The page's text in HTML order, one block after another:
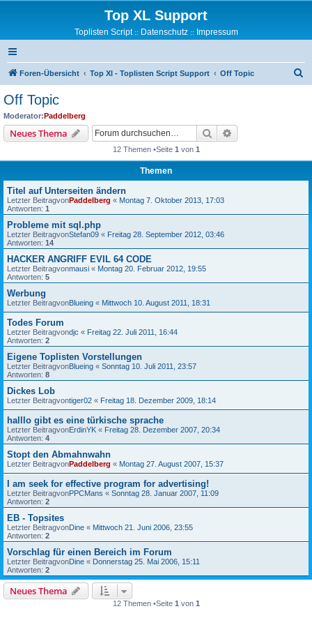
Top XL Support
Toplisten Script:: Datenschutz:: Impressum
Foren-Übersicht Top Xl - Toplisten Script Support Off Topic
Off Topic
Moderator:Paddelberg
Neues Thema Suche
12 Themen •Seite 1 von 1
Themen
Titel auf Unterseiten ändern
Letzter BeitragvonPaddelberg « Montag 7. Oktober 2013, 17:03
Antworten: 1
Probleme mit sql.php
Letzter BeitragvonStefan09 « Freitag 28. September 2012, 03:46
Antworten: 14
HACKER ANGRIFF EVIL 64 CODE
Letzter Beitragvonmausi « Montag 20. Februar 2012, 19:55
Antworten: 5
Werbung
Letzter BeitragvonBlueing « Mittwoch 10. August 2011, 18:31
Todes Forum
Letzter Beitragvondjc « Freitag 22. Juli 2011, 16:44
Antworten: 2
Eigene Toplisten Vorstellungen
Letzter BeitragvonBlueing « Sonntag 10. Juli 2011, 23:57
Antworten: 8
Dickes Lob
Letzter Beitragvontiger02 « Freitag 18. Dezember 2009, 18:14
halllo gibt es eine türkische sprache
Letzter BeitragvonErdinYK « Freitag 28. Dezember 2007, 20:34
Antworten: 4
Stopt den Abmahnwahn
Letzter BeitragvonPaddelberg « Montag 27. August 2007, 15:37
I am seek for effective program for advertising!
Letzter BeitragvonPPCMans « Sonntag 28. Januar 2007, 11:09
Antworten: 2
EB - Topsites
Letzter BeitragvonDine « Mittwoch 21. Juni 2006, 23:55
Antworten: 2
Vorschlag für einen Bereich im Forum
Letzter BeitragvonDine « Donnerstag 25. Mai 2006, 15:11
Antworten: 2
Neues Thema
12 Themen •Seite 1 von 1